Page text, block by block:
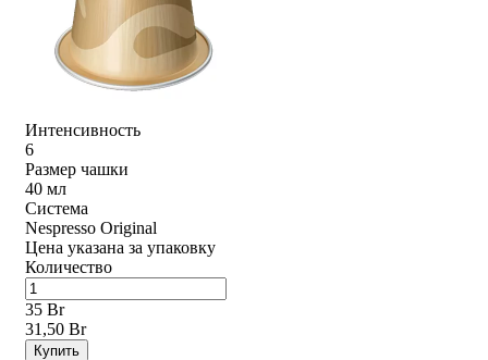
Интенсивность
6
Размер чашки
40 мл
Система
Nespresso Original
Цена указана за упаковку
Количество
35 Br
31,50 Br
Купить